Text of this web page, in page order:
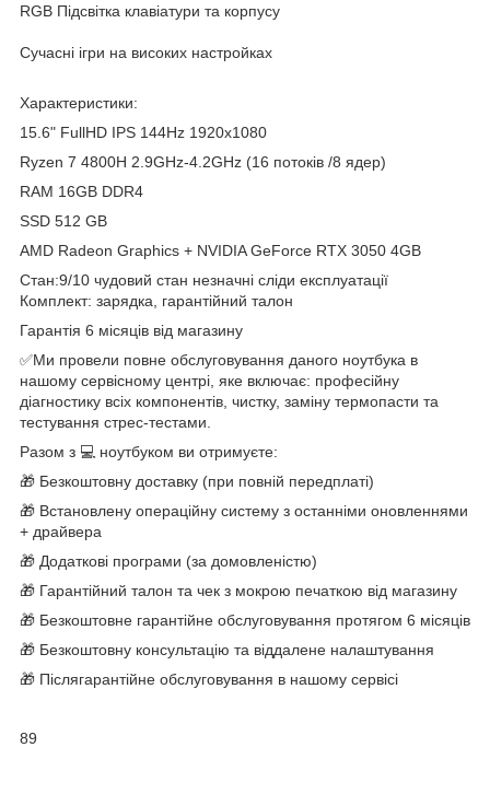
RGB Підсвітка клавіатури та корпусу
Сучасні ігри на високих настройках
Характеристики:
15.6" FullHD IPS 144Hz 1920x1080
Ryzen 7 4800H 2.9GHz-4.2GHz (16 потоків /8 ядер)
RAM 16GB DDR4
SSD 512 GB
AMD Radeon Graphics + NVIDIA GeForce RTX 3050 4GB
Стан:9/10 чудовий стан незначні сліди експлуатації
Комплект: зарядка, гарантійний талон
Гарантія 6 місяців від магазину
✅Ми провели повне обслуговування даного ноутбука в
нашому сервісному центрі, яке включає: професійну
діагностику всіх компонентів, чистку, заміну термопасти та
тестування стрес-тестами.
Разом з 💻 ноутбуком ви отримуєте:
🎁 Безкоштовну доставку (при повній передплаті)
🎁 Встановлену операційну систему з останніми оновленнями
+ драйвера
🎁 Додаткові програми (за домовленістю)
🎁 Гарантійний талон та чек з мокрою печаткою від магазину
🎁 Безкоштовне гарантійне обслуговування протягом 6 місяців
🎁 Безкоштовну консультацію та віддалене налаштування
🎁 Післягарантійне обслуговування в нашому сервісі
89